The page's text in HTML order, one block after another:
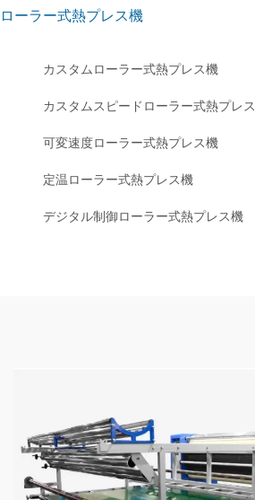
ローラー式熱プレス機
カスタムローラー式熱プレス機
カスタムスピードローラー式熱プレ
可変速度ローラー式熱プレス機
定温ローラー式熱プレス機
デジタル制御ローラー式熱プレス機